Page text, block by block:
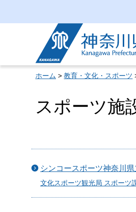
神奈川県
ホーム > 教育・文化・スポーツ
スポーツ施
シンコースポーツ神奈川
文化スポーツ観光局 スポーツ